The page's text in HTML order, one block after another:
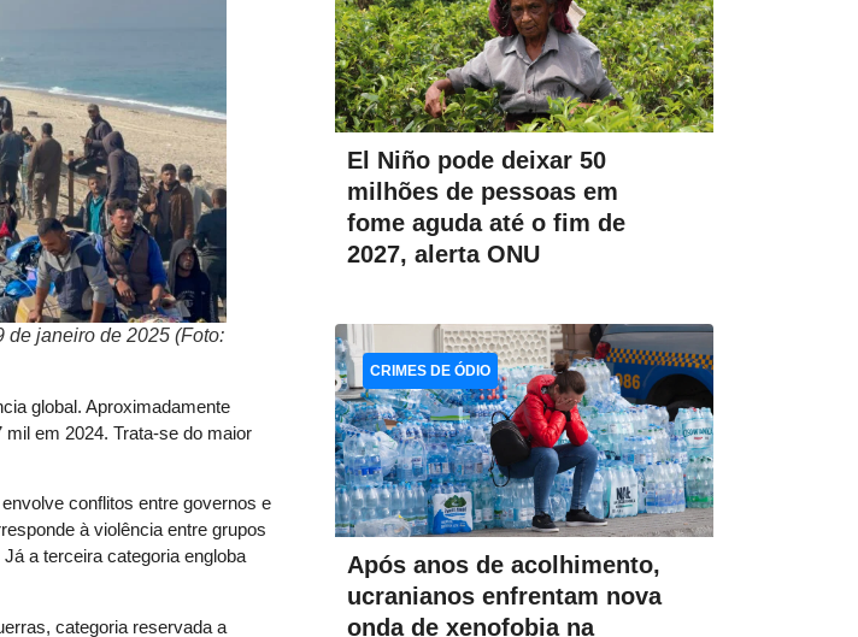
de janeiro de 2025 (Foto:
global. Aproximadamente
em 2024. Trata-se do maior
conflitos entre governos e
à violência entre grupos
a terceira categoria engloba
categoria reservada a
El Niño pode deixar 50
milhões de pessoas em
fome aguda até o fim de
2027, alerta ONU
Após anos de acolhimento,
ucranianos enfrentam nova
onda de xenofobia na
CRIMES DE ÓDIO